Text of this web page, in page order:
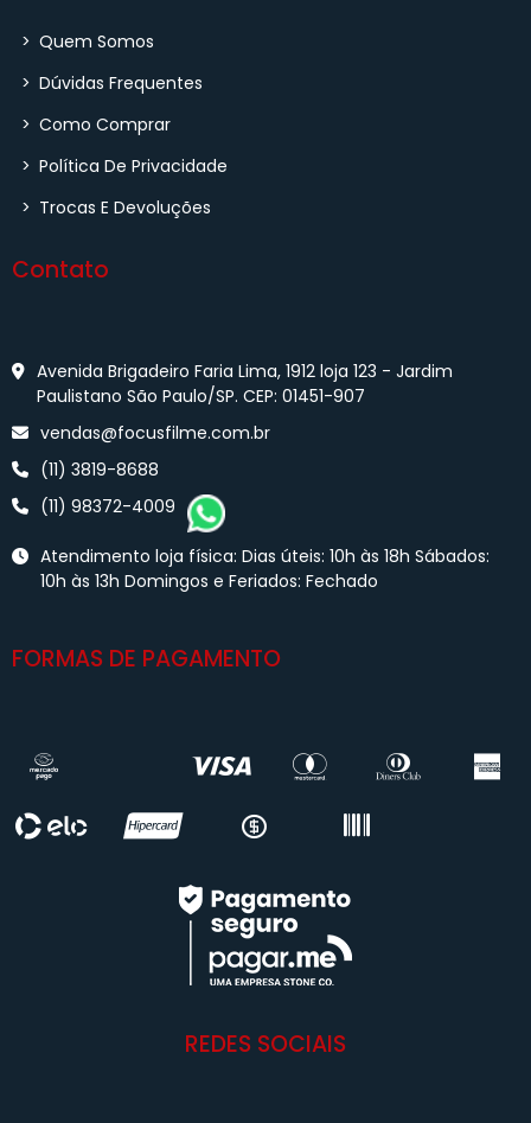
> Quem Somos
> Dúvidas Frequentes
> Como Comprar
> Política De Privacidade
> Trocas E Devoluções
Contato
Avenida Brigadeiro Faria Lima, 1912 loja 123 - Jardim
Paulistano São Paulo/SP. CEP: 01451-907
vendas@focusfilme.com.br
(11) 3819-8688
(11) 98372-4009
Atendimento loja física: Dias úteis: 10h às 18h Sábados:
10h às 13h Domingos e Feriados: Fechado
FORMAS DE PAGAMENTO
REDES SOCIAIS